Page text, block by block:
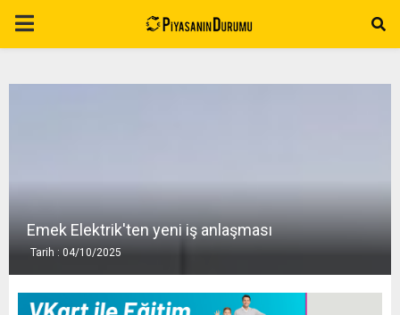
P
A
Emek Elektrik'ten yeni iş anlaşması
Tarih : 04/10/2025